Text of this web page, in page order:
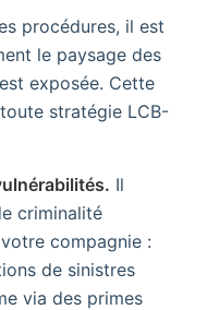
procédures, il est
le paysage des
exposée. Cette
stratégie LCB-
Il
criminalité
compagnie :
de sinistres
via des primes